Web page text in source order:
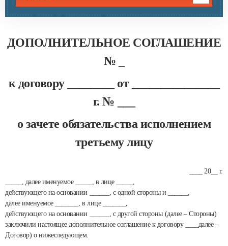
ДОПОЛНИТЕЛЬНОЕ СОГЛАШЕНИЕ
№ _
к договору ________ от _______________
г. № ___
о зачете обязательства исполнением
третьему лицу
____ 20__ г.
_____, далее именуемое _____, в лице _____,
действующего на основании ______, с одной стороны и ______,
далее именуемое _______, в лице _______,
действующего на основании ______, с другой стороны (далее – Стороны)
заключили настоящее дополнительное соглашение к договору ____далее –
Договор) о нижеследующем.